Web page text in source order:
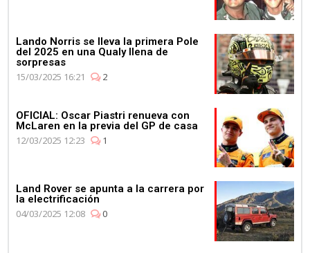
Lando Norris se lleva la primera Pole
del 2025 en una Qualy llena de
sorpresas
15/03/2025 16:21
2
OFICIAL: Oscar Piastri renueva con
McLaren en la previa del GP de casa
12/03/2025 12:23
1
Land Rover se apunta a la carrera por
la electrificación
04/03/2025 12:08
0